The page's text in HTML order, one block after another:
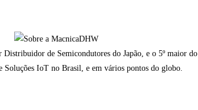
de Semicondutores do Japão, e o 5º maior
Soluções IoT no Brasil, e em vários pontos do globo.